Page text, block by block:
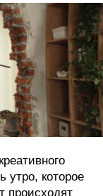
утро, которое
происходят